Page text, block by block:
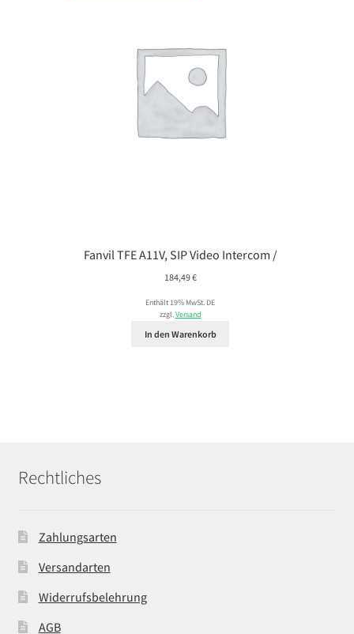
Fanvil TFE A11V, SIP Video Intercom /
184,49€
Enthält 19% MwSt. DE
zzgl.Versand
In den Warenkorb
Rechtliches
Zahlungsarten
Versandarten
Widerrufsbelehrung
AGB